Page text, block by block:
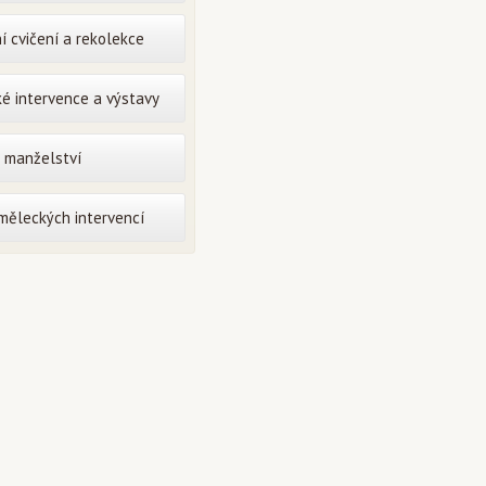
cvičení a rekolekce
intervence a výstavy
manželství
intervencí